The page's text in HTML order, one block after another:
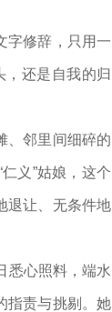
字修辞，只用一
还是自我的归
、邻里间细碎的
义”姑娘，这个
退让、无条件地
悉心照料，端水
指责与挑剔。她